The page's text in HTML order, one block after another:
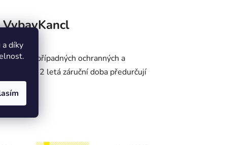
díky
sejmutí případných ochranných a
tisk a 2 letá záruční doba předurčují